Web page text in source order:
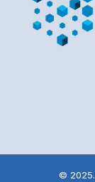
© 2025.